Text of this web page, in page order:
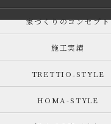
家づくりのコンセプト
施工実績
TRETTIO₋STYLE
HOMA-STYLE